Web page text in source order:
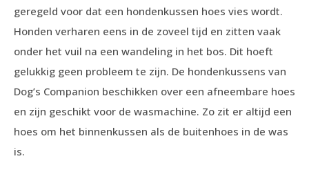
geregeld voor dat een hondenkussen hoes vies wordt.
Honden verharen eens in de zoveel tijd en zitten vaak
onder het vuil na een wandeling in het bos. Dit hoeft
gelukkig geen probleem te zijn. De hondenkussens van
Dog’s Companion beschikken over een afneembare hoes
en zijn geschikt voor de wasmachine. Zo zit er altijd een
hoes om het binnenkussen als de buitenhoes in de was
is.